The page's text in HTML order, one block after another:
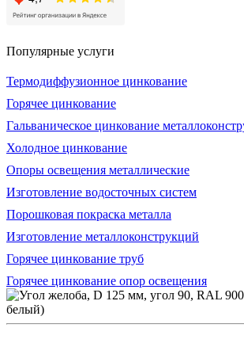
Популярные услуги
Термодиффузионное цинкование
Горячее цинкование
Гальваническое цинкование
Холодное цинкование
Опоры освещения металлические
Изготовление водосточных систем
Порошковая покраска металла
Изготовление металлоконструкций
Горячее цинкование труб
Горячее цинкование опор освещения